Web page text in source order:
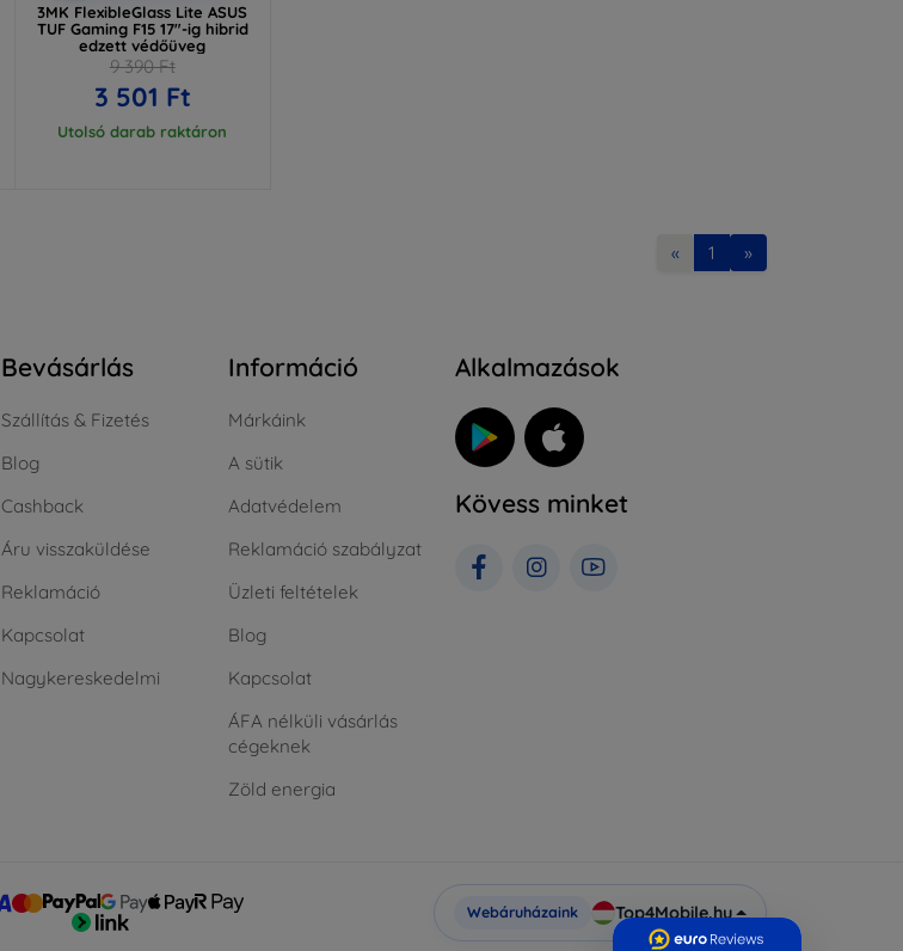
3MK FlexibleGlass Lite ASUS
TUF Gaming F15 17"-ig hibrid
edzett védőüveg
9 390 Ft
3 501 Ft
Utolsó darab raktáron
« 1 »
Bevásárlás
Szállítás & Fizetés
Blog
Cashback
Áru visszaküldése
Reklamáció
Kapcsolat
Nagykereskedelmi
Információ
Márkáink
A sütik
Adatvédelem
Reklamáció szabályzat
Üzleti feltételek
Blog
Kapcsolat
ÁFA nélküli vásárlás
cégeknek
Zöld energia
Alkalmazások
Kövess minket
Webáruházaink Top4Mobile.hu